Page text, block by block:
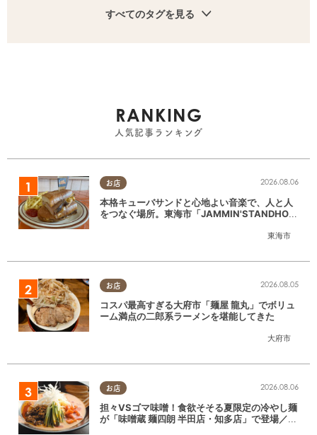
すべてのタグを見る
RANKING
人気記事ランキング
お店
東海市
2026.08.06
本格キューバサンドと心地よい音楽で、人と人
をつなぐ場所。東海市「JAMMIN'STANDHOU
お店
大府市
2026.08.05
コスパ最高すぎる大府市「麺屋 龍丸」でボリュ
ーム満点の二郎系ラーメンを堪能してきた
お店 2026.08.06
担々VSゴマ味噌！食欲そそる夏限定の冷やし麺
が「味噌蔵 麺四朗 半田店・知多店」で登場／ち